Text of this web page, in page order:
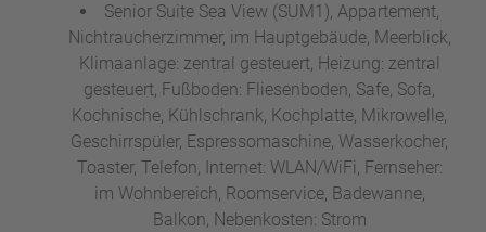
Senior Suite Sea View (SUM1), Appartement,
Nichtraucherzimmer, im Hauptgebäude, Meerblick,
Klimaanlage: zentral gesteuert, Heizung: zentral
gesteuert, Fußboden: Fliesenboden, Safe, Sofa,
Kochnische, Kühlschrank, Kochplatte, Mikrowelle,
Geschirrspüler, Espressomaschine, Wasserkocher,
Toaster, Telefon, Internet: WLAN/WiFi, Fernseher:
im Wohnbereich, Roomservice, Badewanne,
Balkon, Nebenkosten: Strom